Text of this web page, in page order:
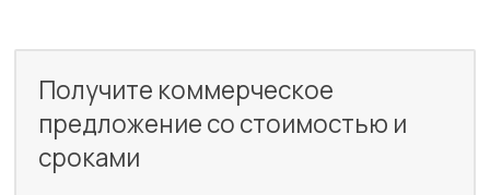
Получите коммерческое
предложение со стоимостью и
сроками